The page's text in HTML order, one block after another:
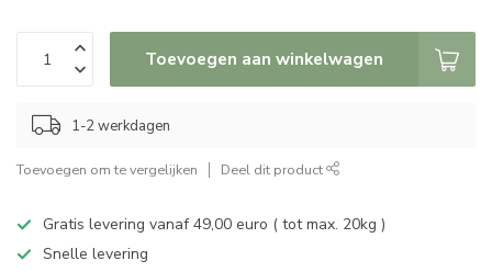
Toevoegen aan winkelwagen
1-2 werkdagen
Toevoegen om te vergelijken Deel dit product
Gratis levering vanaf 49,00 euro ( tot max. 20kg )
Snelle levering